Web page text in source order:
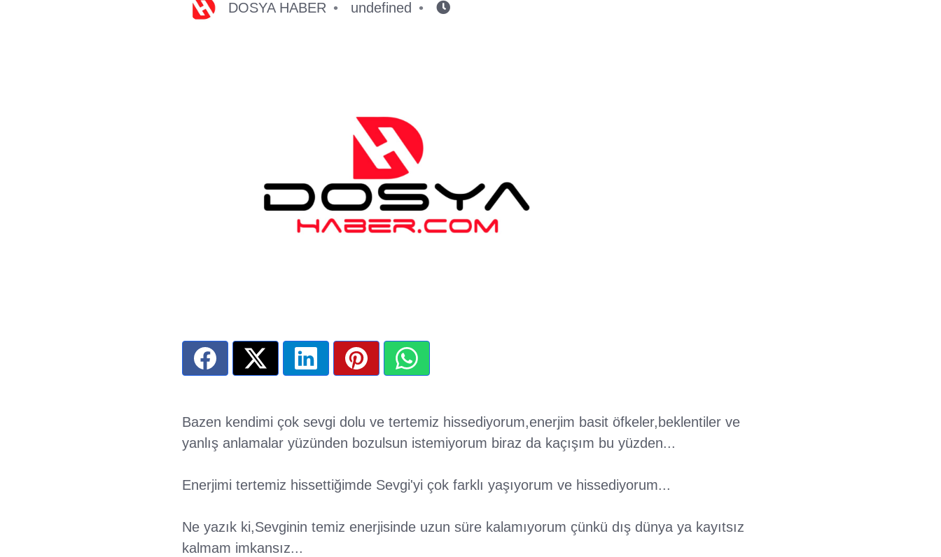
DOSYA HABER undefined
Bazen kendimi çok sevgi dolu ve tertemiz hissediyorum,enerjim basit öfkeler,beklentiler ve
yanlış anlamalar yüzünden bozulsun istemiyorum biraz da kaçışım bu yüzden...
Enerjimi tertemiz hissettiğimde Sevgi'yi çok farklı yaşıyorum ve hissediyorum...
Ne yazık ki,Sevginin temiz enerjisinde uzun süre kalamıyorum çünkü dış dünya ya kayıtsız
kalmam imkansız...